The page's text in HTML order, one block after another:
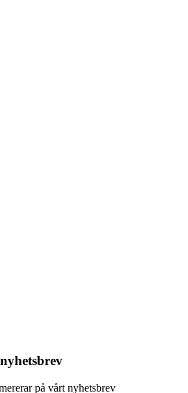
på vårt nyhetsbrev